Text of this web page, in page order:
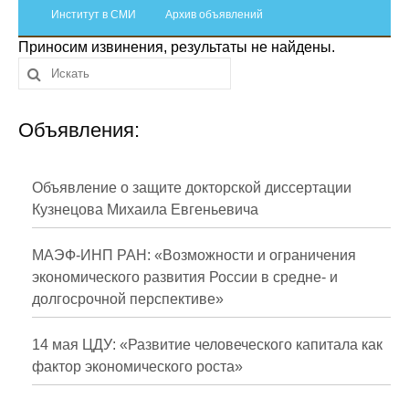
Отчетность
Противодействие коррупции
Материалы для СМИ
Публикации
Научная жизнь
Проблемы прогнозирования
О журнале
Номера журналов
Институт в СМИ Архив объявлений
Приносим извинения, результаты не найдены.
Объявления:
Объявление о защите докторской диссертации
Кузнецова Михаила Евгеньевича
МАЭФ-ИНП РАН: «Возможности и ограничения
экономического развития России в средне- и
долгосрочной перспективе»
14 мая ЦДУ: «Развитие человеческого капитала как
фактор экономического роста»